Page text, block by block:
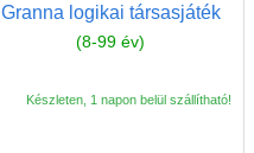
Granna logikai társasjáték
(8-99 év)
Készleten, 1 napon belül szállítható!
játékok